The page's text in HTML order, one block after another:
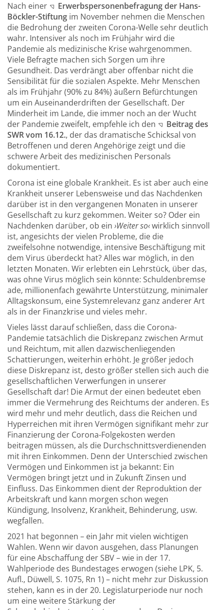
Nach einer
Erwerbspersonenbefragung der Hans-
Böckler-Stiftung im November nehmen die Menschen
die Bedrohung der zweiten Corona-Welle sehr deutlich
wahr. Intensiver als noch im Frühjahr wird die
Pandemie als medizinische Krise wahrgenommen.
Viele Befragte machen sich Sorgen um ihre
Gesundheit. Das verdrängt aber offenbar nicht die
Sensibilität für die sozialen Aspekte. Mehr Menschen
als im Frühjahr (90% zu 84%) äußern Befürchtungen
um ein Auseinanderdriften der Gesellschaft. Der
Minderheit im Lande, die immer noch an der Wucht
der Pandemie zweifelt, empfehle ich den
Beitrag des
SWR vom 16.12., der das dramatische Schicksal von
Betroffenen und deren Angehörige zeigt und die
schwere Arbeit des medizinischen Personals
dokumentiert.
Corona ist eine globale Krankheit. Es ist aber auch eine
Krankheit unserer Lebensweise und das Nachdenken
darüber ist in den vergangenen Monaten in unserer
Gesellschaft zu kurz gekommen. Weiter so? Oder ein
Nachdenken darüber, ob ein ›Weiter so‹wirklich sinnvoll
ist, angesichts der vielen Probleme, die die
zweifelsohne notwendige, intensive Beschäftigung mit
dem Virus überdeckt hat? Alles war möglich, in den
letzten Monaten. Wir erlebten ein Lehrstück, über das,
was ohne Virus möglich sein könnte: Schuldenbremse
ade, millionenfach gewährte Unterstützung, minimaler
Alltagskonsum, eine Systemrelevanz ganz anderer Art
als in der Finanzkrise und vieles mehr.
Vieles lässt darauf schließen, dass die Corona-
Pandemie tatsächlich die Diskrepanz zwischen Armut
und Reichtum, mit allen dazwischenliegenden
Schattierungen, weiterhin erhöht. Je größer jedoch
diese Diskrepanz ist, desto größer stellen sich auch die
gesellschaftlichen Verwerfungen in unserer
Gesellschaft dar! Die Armut der einen bedeutet eben
immer die Vermehrung des Reichtums der anderen. Es
wird mehr und mehr deutlich, dass die Reichen und
Hyperreichen mit ihren Vermögen signifikant mehr zur
Finanzierung der Corona-Folgekosten werden
beitragen müssen, als die Durchschnittsverdienenden
mit ihren Einkommen. Denn der Unterschied zwischen
Vermögen und Einkommen ist ja bekannt: Ein
Vermögen bringt jetzt und in Zukunft Zinsen und
Einfluss. Das Einkommen dient der Reproduktion der
Arbeitskraft und kann morgen schon wegen
Kündigung, Insolvenz, Krankheit, Behinderung, usw.
wegfallen.
2021 hat begonnen – ein Jahr mit vielen wichtigen
Wahlen. Wenn wir davon ausgehen, dass Planungen
für eine Abschaffung der SBV – wie in der 17.
Wahlperiode des Bundestages erwogen (siehe LPK, 5.
Aufl., Düwell, S. 1075, Rn 1) – nicht mehr zur Diskussion
stehen, kann es in der 20. Legislaturperiode nur noch
um eine weitere Stärkung der